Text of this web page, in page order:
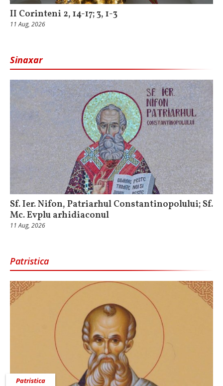
II Corinteni 2, 14-17; 3, 1-3
11 Aug, 2026
Sinaxar
Sf. Ier. Nifon, Patriarhul Constantinopolului; Sf.
Mc. Evplu arhidiaconul
11 Aug, 2026
Patristica
Patristica